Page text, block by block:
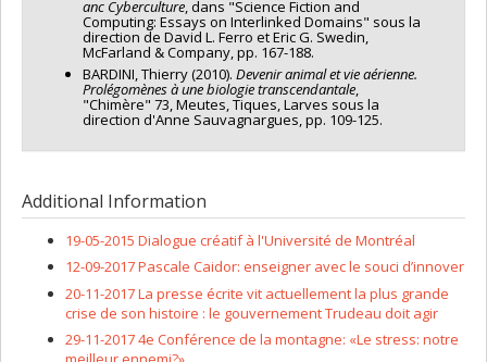
anc Cyberculture, dans "Science Fiction and
Computing: Essays on Interlinked Domains" sous la
direction de David L. Ferro et Eric G. Swedin,
McFarland & Company, pp. 167-188.
BARDINI, Thierry (2010). Devenir animal et vie aérienne.
Prolégomènes à une biologie transcendantale,
"Chimère" 73, Meutes, Tiques, Larves sous la
direction d'Anne Sauvagnargues, pp. 109-125.
Additional Information
19-05-2015 Dialogue créatif à l'Université de Montréal
12-09-2017 Pascale Caidor: enseigner avec le souci d’innover
20-11-2017 La presse écrite vit actuellement la plus grande
crise de son histoire : le gouvernement Trudeau doit agir
29-11-2017 4e Conférence de la montagne: «Le stress: notre